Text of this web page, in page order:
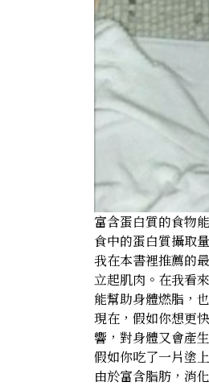
富含蛋白質的食物
食中的蛋白質攝取
我在本書裡推薦的
立起肌肉。在我看
能幫助身體燃脂，
現在，假如你想更
響，對身體又會產
假如你吃了一片塗
由於富含脂肪，消